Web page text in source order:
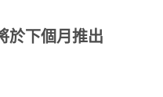
於下個月推出